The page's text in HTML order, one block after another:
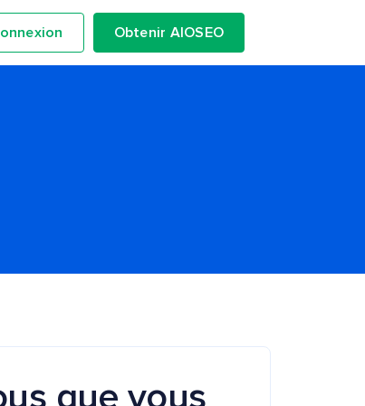
Obtenir AIOSEO
que vous